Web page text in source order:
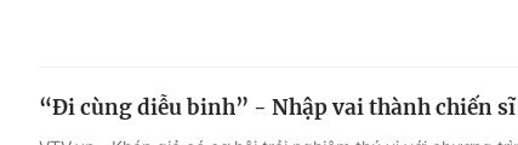
“Đi cùng diễu binh” - Nhập vai thành chiến